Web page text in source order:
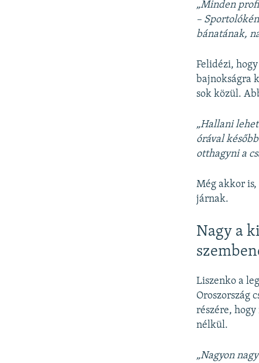
„Minden
–
bánatának,
Felidézi,
bajnokságra
sok közül.
„Hallani
órával
otthagyni a
Még akkor
járnak.
Nagy a
Liszenko a
Oroszország
részére,
nélkül.
„Nagyon